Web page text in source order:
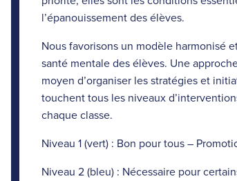
l’épanouissement des élèves.
Nous favorisons un modèle harmonisé
santé mentale des élèves. Une
moyen d’organiser les stratégies et
touchent tous les niveaux
chaque classe.
Niveau 1 (vert) : Bon pour tous –
Niveau 2 (bleu) : Nécessaire pour